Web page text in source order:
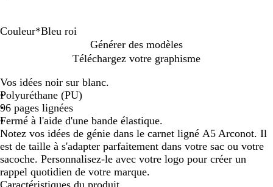
Couleur*Bleu roi
u
r
o
i
n
c
r
u
g
e
n
g
e
q
u
o
i
s
e
t
l
i
m
e
Générer des modèles
Téléchargez votre graphisme
Vos idées noir sur blanc.
Polyuréthane (PU)
96 pages lignées
Fermé à l'aide d'une bande élastique.
Notez vos idées de génie dans le carnet ligné A5 Arconot. Il
est de taille à s'adapter parfaitement dans votre sac ou votre
sacoche. Personnalisez-le avec votre logo pour créer un
rappel quotidien de votre marque.
Caractéristiques du produit